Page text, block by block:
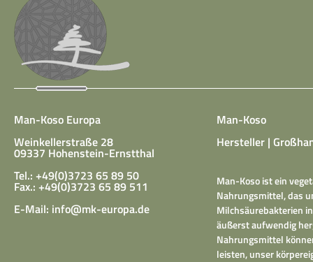
Man-Koso Europa
Weinkellerstraße 28
09337 Hohenstein-Ernstthal
Tel.: +49(0)3723 65 89 50
Fax.: +49(0)3723 65 89 511
E-Mail: info@mk-europa.de
Man-Koso
Hersteller |
Man-Koso ist ein
Nahrungsmittel, das
Milchsäurebakterien
äußerst aufwendig
Nahrungsmittel
leisten, unser